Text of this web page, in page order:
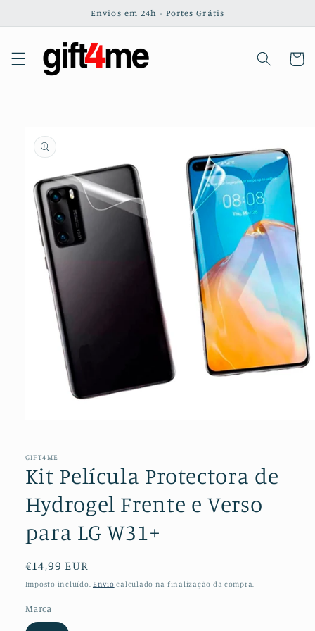
conteúdo
Envios em 24h - Portes Grátis
informação
do produto
1
modal
GIFT4ME
Kit Película Protectora de
Hydrogel Frente e Verso
para LG W31+
Preço
normal
€14,99 EUR
Imposto incluído. Envio calculado na finalização da compra.
Marca